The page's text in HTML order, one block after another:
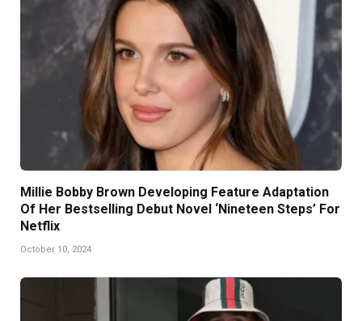
Millie Bobby Brown Developing Feature Adaptation
Of Her Bestselling Debut Novel ‘Nineteen Steps’ For
Netflix
October 10, 2024